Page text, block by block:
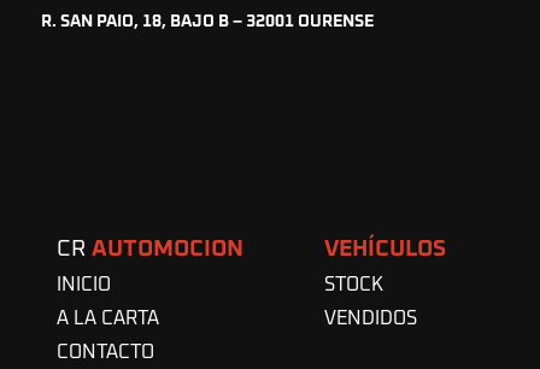
R. SAN PAIO, 18, BAJO B – 32001 OURENSE
CR AUTOMOCION
INICIO
A LA CARTA
CONTACTO
VEHÍCULOS
STOCK
VENDIDOS